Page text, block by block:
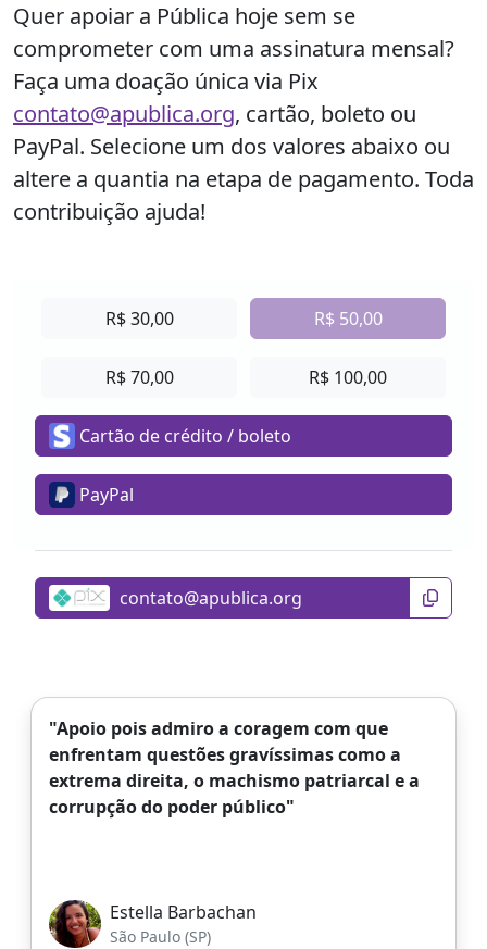
Quer apoiar a Pública hoje sem se
comprometer com uma assinatura mensal?
Faça uma doação única via Pix
contato@apublica.org, cartão, boleto ou
PayPal. Selecione um dos valores abaixo ou
altere a quantia na etapa de pagamento. Toda
contribuição ajuda!
R$ 30,00 R$ 50,00
R$ 70,00 R$ 100,00
Cartão de crédito / boleto
PayPal
"Apoio pois admiro a coragem com que
enfrentam questões gravíssimas como a
extrema direita, o machismo patriarcal e a
corrupção do poder público"
Estella Barbachan
São Paulo (SP)